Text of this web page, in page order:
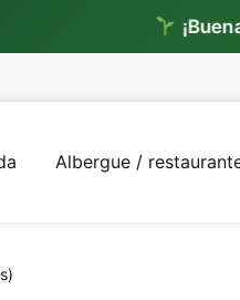
¡Buenas
Albergue /